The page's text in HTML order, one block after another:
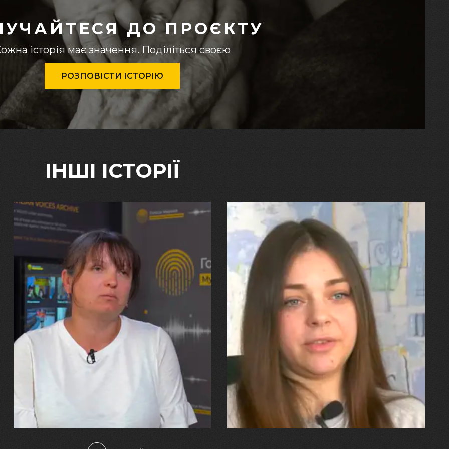
ДО ПРОЄКТУ
історія має значення. Поділіться своєю
РОЗПОВІСТИ ІСТОРІЮ
ІНШІ ІСТОРІЇ
29.07.2026
Марина, Ваїд та Аміна Харченко
"Попри всі втрати, ми не
зламалися: тепер я бачу
свого вбитого чоловіка у
наших дітях"
27.07.2026
"Я перенесла 11 операцій, та
плакала від фантомного
болю. Але маленька донька
бере за руку і змушує йти
далі"